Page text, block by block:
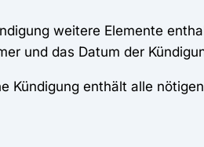
weitere Elemente
und das Datum der
Kündigung enthält alle